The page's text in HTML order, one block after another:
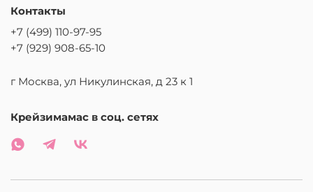
Контакты
+7 (499) 110-97-95
+7 (929) 908-65-10
г Москва, ул Никулинская, д 23 к 1
Крейзимамас в соц. сетях